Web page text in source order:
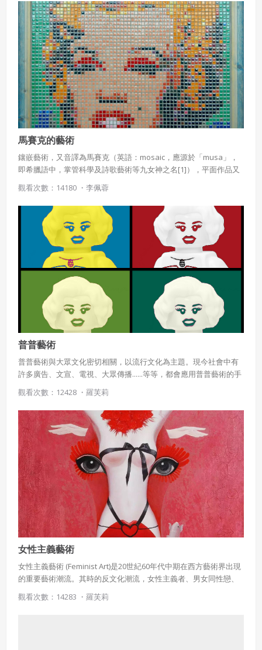
馬賽克的藝術
鑲嵌藝術，又音譯為馬賽克（英語：mosaic，應源於「musa」，
即希臘語中，掌管科學及詩歌藝術等九女神之名[1]），平面作品又
稱鑲嵌畫[2]、鑲嵌細工或碎錦畫，是一種裝飾藝術，通常使用許多
小石塊或有色玻璃碎片拼成圖案，在教堂中的玻璃藝品，又稱為花
窗玻璃。現今該詞（馬賽克）泛指這種類型五彩斑斕的視覺效果。
觀看次數：14180 ・ 李佩蓉
普普藝術
普普藝術與大眾文化密切相關，以流行文化為主題。現今社會中有
許多廣告、文宣、電視、大眾傳播......等等，都會應用普普藝術的手
法來呈現視覺意象。
觀看次數：12428 ・ 羅芙莉
女性主義藝術
女性主義藝術 (Feminist Art)是20世紀60年代中期在西方藝術界出現
的重要藝術潮流。其時的反文化潮流，女性主義者、男女同性戀、
少數族裔，對傳統被剝奪公權的覺醒，對社會進行分析，對歷史硏
究並重新闡釋，女性主義的議題紛紛被提出。
觀看次數：14283 ・ 羅芙莉
會員享有其創作之衍生著作的著作權，但會員同意吉寶系統
公司得於該著作權存續期間內無償使用，包括再授權之權
利。
本條約定不因本合約終止而失效。
五、聲明保證
會員聲明並保證會員於使用本系統時創作、上傳或張貼的著
作物，會員享有所有權或經合法授權。
如會員違反前項約定致吉寶系統公司遭追訴、請求或求償
者，吉寶系統公司應立即通知會員，必要時本系統得移除爭
議內容。會員應協助相關程序並負擔吉寶系統公司因此所生
支出（包括律師費用）、損害及損失。
本合約。
本合約終止後，會員不得對吉寶系統公司主張任何費用、補
償或賠償。
七、合意管轄
雙方合意專以臺灣臺北地方法院為第一審管轄法